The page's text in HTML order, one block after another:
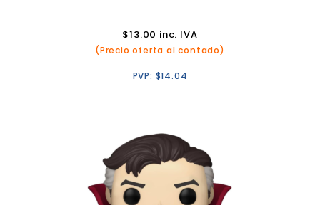
$13.00 inc. IVA
(Precio oferta al contado)
PVP: $14.04